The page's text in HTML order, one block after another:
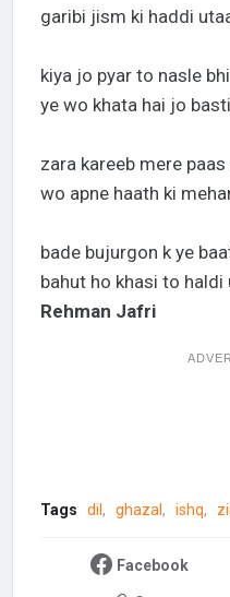
garibi jism ki haddi
kiya jo pyar to nasle
ye wo khata hai jo
zara kareeb mere
wo apne haath ki
bade bujurgon k ye
bahut ho khasi to haldi
Rehman Jafri
Tags dil ghazal ishq
Facebook